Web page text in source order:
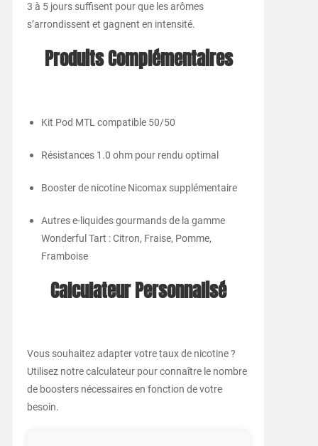
3 à 5 jours suffisent pour que les arômes
s’arrondissent et gagnent en intensité.
Produits Complémentaires
Kit Pod MTL compatible 50/50
Résistances 1.0 ohm pour rendu optimal
Booster de nicotine Nicomax supplémentaire
Autres e-liquides gourmands de la gamme
Wonderful Tart : Citron, Fraise, Pomme,
Framboise
Calculateur Personnalisé
Vous souhaitez adapter votre taux de nicotine ?
Utilisez notre calculateur pour connaître le nombre
de boosters nécessaires en fonction de votre
besoin.